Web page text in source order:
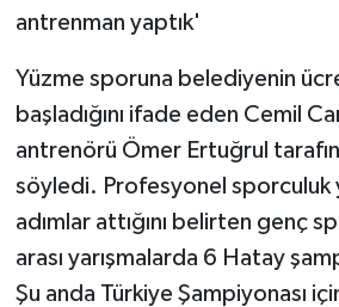
antrenman yaptık'
Yüzme sporuna belediyenin
başladığını ifade eden Cemil
antrenörü Ömer Ertuğrul
söyledi. Profesyonel sporculuk
adımlar attığını belirten genç
arası yarışmalarda 6 Hatay
Şu anda Türkiye Şampiyonası